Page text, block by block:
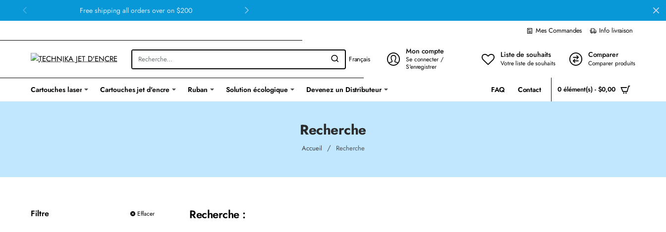
Free shipping all orders over on $200
Mes Commandes Info livraison
Français
Mon compte
Se connecter /
S'enregistrer
Liste de souhaits
Votre liste de souhaits
Comparer
Comparer produits
Cartouches laser Cartouches jet d'encre Ruban Solution écologique Devenez un Distributeur FAQ Contact 0 élément(s) - $0,00
Recherche
AccueilhomeRecherche
Filtre Effacer Recherche :